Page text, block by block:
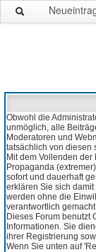
Obwohl die
unmöglich, alle
Moderatoren und
tatsächlich von diesen
Mit dem Vollenden
Propaganda
sofort und dauerhaft
erklären Sie sich
werden ohne die
verantwortlich
Dieses Forum benutzt
Informationen. Sie
ihrer Registrierung
Wenn Sie unten auf